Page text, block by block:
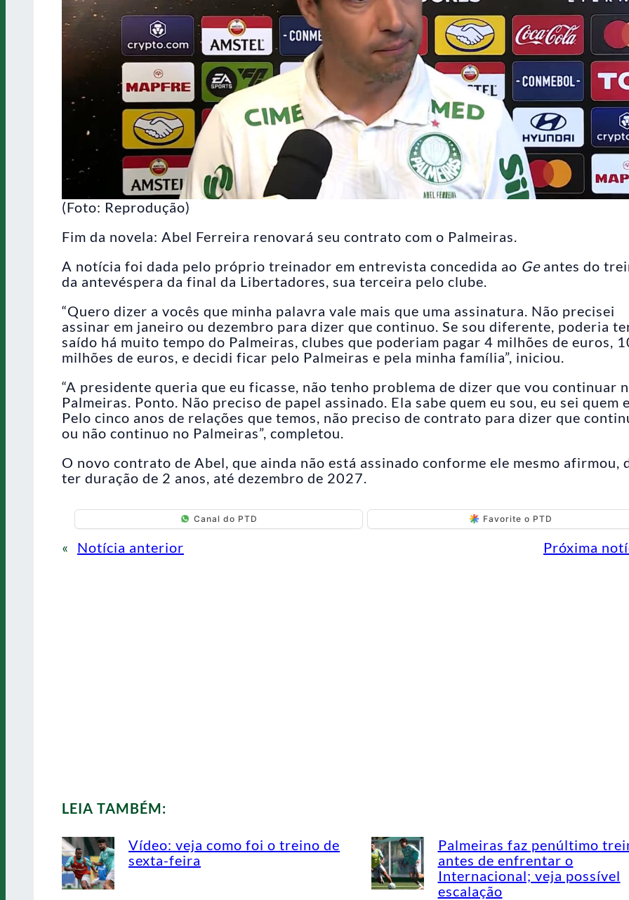
(Foto: Reprodução)
Fim da novela: Abel Ferreira renovará seu contrato com o Palmeiras.
A notícia foi dada pelo próprio treinador em entrevista concedida ao Geantes do
da antevéspera da final da Libertadores, sua terceira pelo clube.
“Quero dizer a vocês que minha palavra vale mais que uma assinatura. Não precisei
assinar em janeiro ou dezembro para dizer que continuo. Se sou diferente, poderia
saído há muito tempo do Palmeiras, clubes que poderiam pagar 4 milhões de euros,
milhões de euros, e decidi ficar pelo Palmeiras e pela minha família”, iniciou.
“A presidente queria que eu ficasse, não tenho problema de dizer que vou continuar
Palmeiras. Ponto. Não preciso de papel assinado. Ela sabe quem eu sou, eu sei quem
Pelo cinco anos de relações que temos, não preciso de contrato para dizer que
ou não continuo no Palmeiras”, completou.
O novo contrato de Abel, que ainda não está assinado conforme ele mesmo afirmou,
ter duração de 2 anos, até dezembro de 2027.
Canal do PTD Favorite o PTD
« Notícia anterior Próxima
LEIA TAMBÉM:
Vídeo: veja como foi o treino de
sexta-feira
Palmeiras faz penúltimo
antes de enfrentar o
Internacional; veja possível
escalação